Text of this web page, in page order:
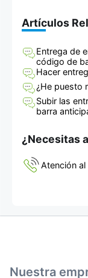
Artículos
Entrega de
código de
Hacer
¿He puesto
Subir las
barra
¿Necesitas
Atención al
Nuestra